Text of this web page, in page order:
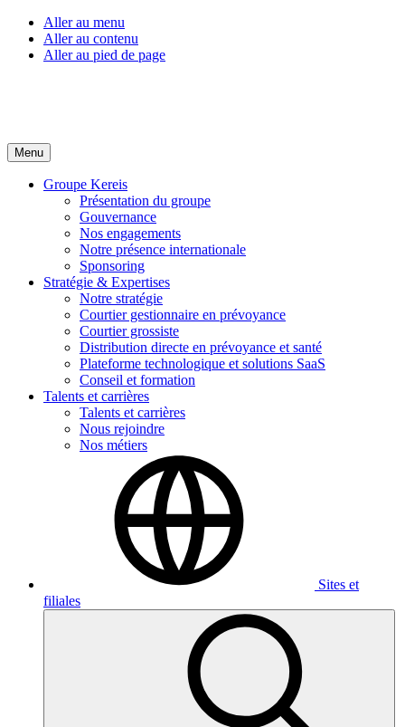
Aller au menu
Aller au contenu
Aller au pied de page
Menu
Groupe Kereis
Présentation du groupe
Gouvernance
Nos engagements
Notre présence internationale
Sponsoring
Stratégie & Expertises
Notre stratégie
Courtier gestionnaire en prévoyance
Courtier grossiste
Distribution directe en prévoyance et santé
Plateforme technologique et solutions SaaS
Conseil et formation
Talents et carrières
Talents et carrières
Nous rejoindre
Nos métiers
Sites et
filiales